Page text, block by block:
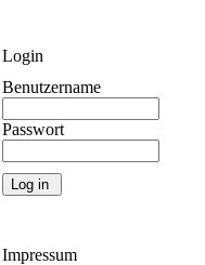
Login
Benutzername
Passwort
Impressum